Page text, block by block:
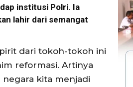
institusi Polri. Ia
lahir dari semangat
dari tokoh-tokoh ini
reformasi. Artinya
kita menjadi